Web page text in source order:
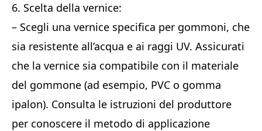
6. Scelta della vernice:
– Scegli una vernice specifica per gommoni, che
sia resistente all’acqua e ai raggi UV. Assicurati
che la vernice sia compatibile con il materiale
del gommone (ad esempio, PVC o gomma
ipalon). Consulta le istruzioni del produttore
per conoscere il metodo di applicazione